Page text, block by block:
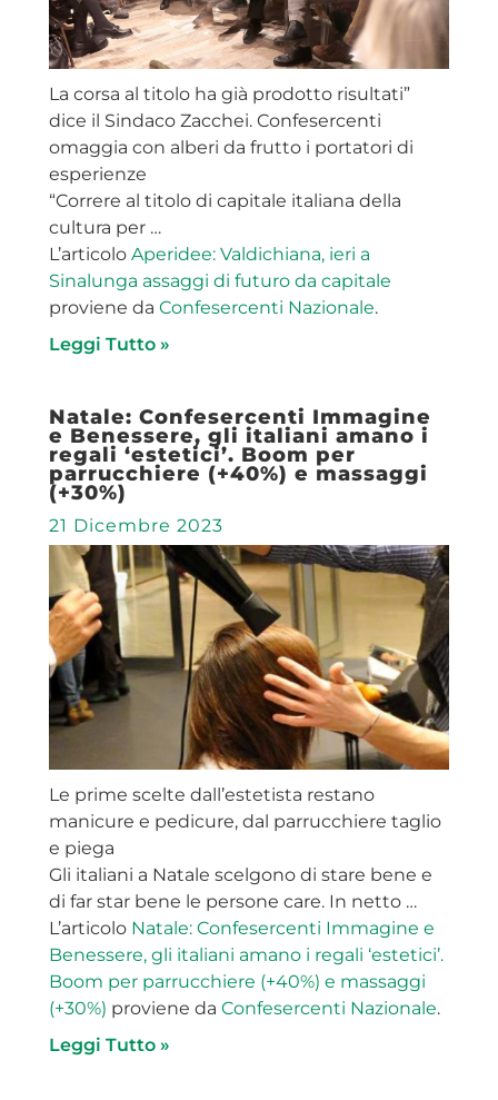
La corsa al titolo ha già prodotto risultati”
dice il Sindaco Zacchei. Confesercenti
omaggia con alberi da frutto i portatori di
esperienze
“Correre al titolo di capitale italiana della
cultura per …
L’articoloAperidee: Valdichiana, ieri a
Sinalunga assaggi di futuro da capitale
proviene daConfesercenti Nazionale.
Leggi Tutto »
Natale: Confesercenti Immagine
e Benessere, gli italiani amano i
regali ‘estetici’. Boom per
parrucchiere (+40%) e massaggi
(+30%)
21 Dicembre 2023
Le prime scelte dall’estetista restano
manicure e pedicure, dal parrucchiere taglio
e piega
Gli italiani a Natale scelgono di stare bene e
di far star bene le persone care. In netto …
L’articolo Natale: Confesercenti Immagine e
Benessere, gli italiani amano i regali ‘estetici’.
Boom per parrucchiere (+40%) e massaggi
(+30%) proviene daConfesercenti Nazionale.
Leggi Tutto »